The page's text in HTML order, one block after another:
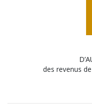
des revenus